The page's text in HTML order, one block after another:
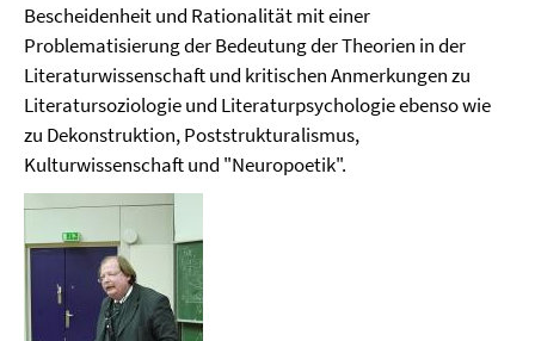
Bescheidenheit und Rationalität mit einer
Problematisierung der Bedeutung der Theorien in der
Literaturwissenschaft und kritischen Anmerkungen zu
Literatursoziologie und Literaturpsychologie ebenso wie
zu Dekonstruktion, Poststrukturalismus,
Kulturwissenschaft und "Neuropoetik".